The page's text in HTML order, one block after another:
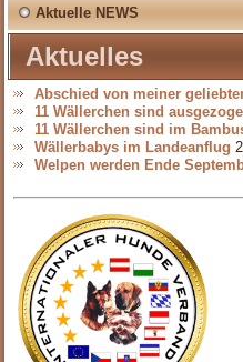
Aktuelle NEWS
Aktuelles
Abschied von meiner
11 Wällerchen sind
11 Wällerchen sind im
Wällerbabys im Landeanflug
Welpen werden Ende